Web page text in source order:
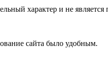
характер и не
сайта было удобным.